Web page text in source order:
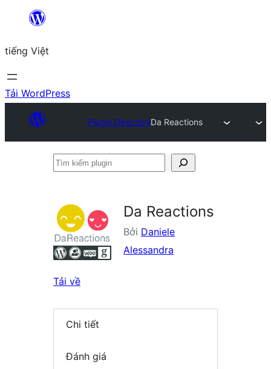
Chuyển
phần
nội
dung
tiếng Việt
Tải WordPress
Plugin DirectoryDa Reactions
Tìm
Da Reactions
Bởi Daniele
Alessandra
Tải về
Chi tiết
Đánh giá